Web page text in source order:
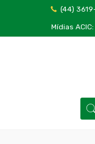
(44)
Mídias ACIC: